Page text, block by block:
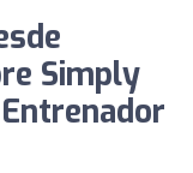
Simply